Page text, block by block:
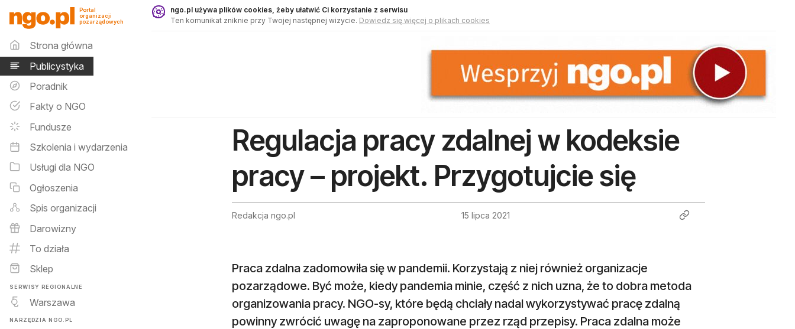
Publicystyka - ngo.pl
Portal
organizacji
pozarządowych
Menu główne
Strona główna
Publicystyka
Poradnik
Fakty o NGO
Fundusze
Szkolenia i wydarzenia
Usługi dla NGO
Ogłoszenia
Spis organizacji
Darowizny
To działa
Sklep
SERWISY REGIONALNE
Warszawa
NARZĘDZIA NGO.PL
ngo.pl używa plików cookies, żeby ułatwić Ci korzystanie z serwisu
Ten komunikat zniknie przy Twojej następnej wizycie. Dowiedz się więcej o plikach cookies
Regulacja pracy zdalnej w kodeksie
pracy – projekt. Przygotujcie się
Redakcja ngo.pl 15 lipca 2021
Praca zdalna zadomowiła się w pandemii. Korzystają z niej również organizacje
pozarządowe. Być może, kiedy pandemia minie, część z nich uzna, że to dobra metoda
organizowania pracy. NGO-sy, które będą chciały nadal wykorzystywać pracę zdalną
powinny zwrócić uwagę na zaproponowane przez rząd przepisy. Praca zdalna może